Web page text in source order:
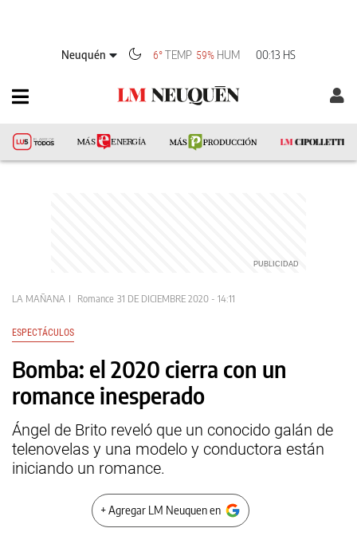
Neuquén 6°TEMP 59% HUM 00:13 HS
LA MAÑANA Romance 31 DE DICIEMBRE 2020 - 14:11
ESPECTÁCULOS
Bomba: el 2020 cierra con un
romance inesperado
Ángel de Brito reveló que un conocido galán de
telenovelas y una modelo y conductora están
iniciando un romance.
+ Agregar LM Neuquen en